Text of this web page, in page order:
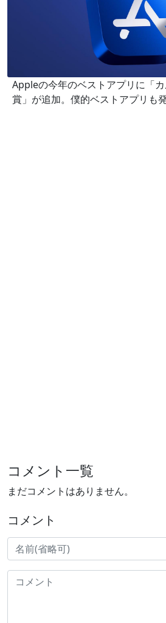
Appleの今年のベストアプリに「
賞」が追加。僕的ベストアプリも
コメント一覧
まだコメントはありません。
コメント